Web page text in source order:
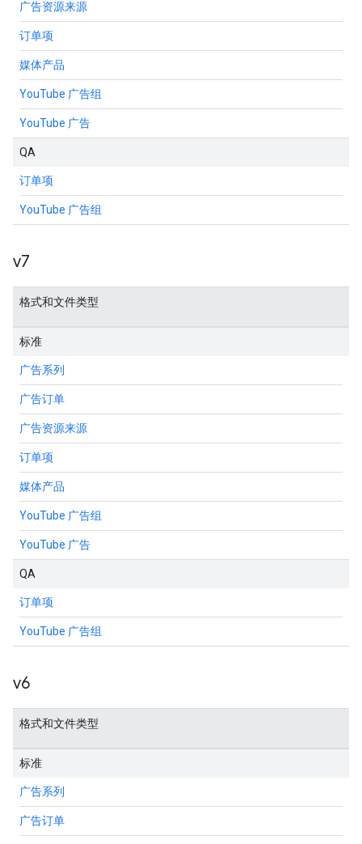
广告资源来源
订单项
媒体产品
YouTube 广告组
YouTube 广告
QA
订单项
YouTube 广告组
v7
格式和文件类型
标准
广告系列
广告订单
广告资源来源
订单项
媒体产品
YouTube 广告组
YouTube 广告
QA
订单项
YouTube 广告组
v6
格式和文件类型
标准
广告系列
广告订单